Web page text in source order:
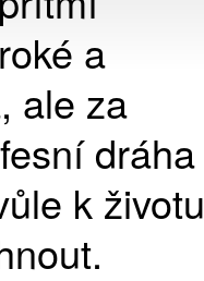
a
ale za
dráha
k životu